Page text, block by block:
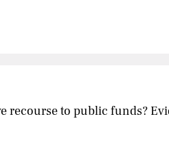
recourse to public funds?